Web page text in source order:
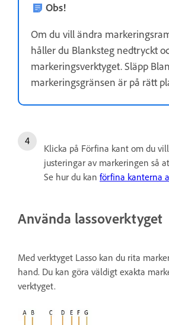
Obs!
Om du vill ändra
håller du Blanksteg nedtryckt
markeringsverktyget. Släpp
markeringsgränsen är på rätt
Klicka på Förfina kant om du
justeringar av markeringen så
Se hur du kan förfina kanterna
Använda lassoverktyget
Med verktyget Lasso kan du rita
hand. Du kan göra väldigt exakta
verktyget.